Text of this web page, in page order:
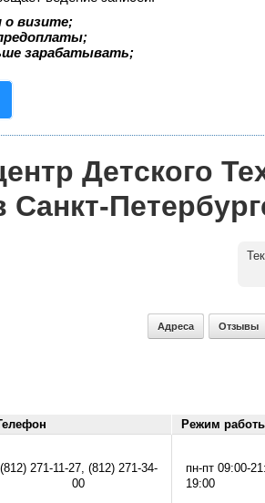
о визите;
зарабатывать;
Детского
Санкт-
Адреса Отзывы
Режим
(812) 271-11-27, (812) 271-34-
00
пн-пт 09:00-
19:00